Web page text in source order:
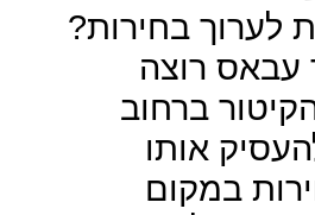
לערוך בחירות?
רוצה
ברחוב
אותו
במקום